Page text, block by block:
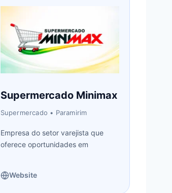
Supermercado Minimax
Supermercado • Paramirim
Empresa do setor varejista que
oferece oportunidades em
Website